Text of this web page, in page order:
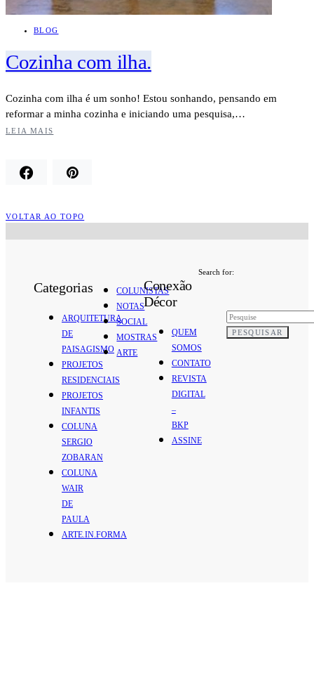
BLOG
Cozinha com ilha.
Cozinha com ilha é um sonho! Estou sonhando, pensando em
reformar a minha cozinha e iniciando uma pesquisa,…
LEIA MAIS
VOLTAR AO TOPO
Categorias
ARQUITETURA
DE
PAISAGISMO
PROJETOS
RESIDENCIAIS
PROJETOS
INFANTIS
COLUNA
SERGIO
ZOBARAN
COLUNA
WAIR
DE
PAULA
ARTE.IN.FORMA
COLUNISTAS
NOTAS
SOCIAL
MOSTRAS
ARTE
Conexão
Décor
QUEM
SOMOS
CONTATO
REVISTA
DIGITAL
–
BKP
ASSINE
Search for:
PESQUISAR